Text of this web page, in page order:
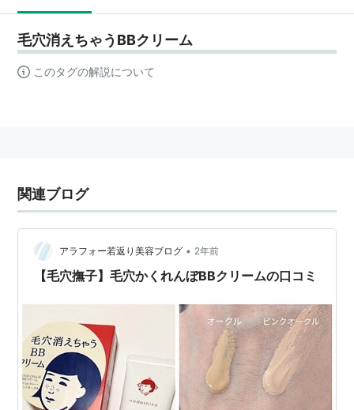
毛穴消えちゃうBBクリーム
このタグの解説について
関連ブログ
アラフォー若返り美容ブログ • 2年前
【毛穴撫子】毛穴かくれんぼBBクリームの口コミ